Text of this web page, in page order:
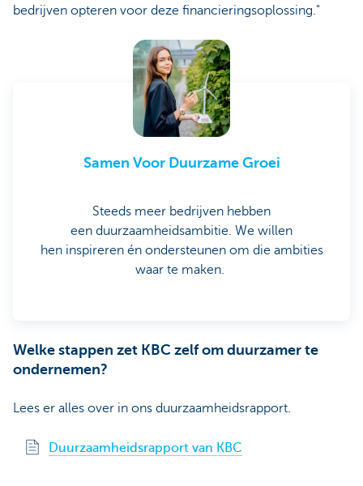
bedrijven opteren voor deze financieringsoplossing."
Samen Voor Duurzame Groei
Steeds meer bedrijven hebben
een duurzaamheidsambitie. We willen
hen inspireren én ondersteunen om die ambities
waar te maken.
Welke stappen zet KBC zelf om duurzamer te
ondernemen?
Lees er alles over in ons duurzaamheidsrapport.
Duurzaamheidsrapport van KBC